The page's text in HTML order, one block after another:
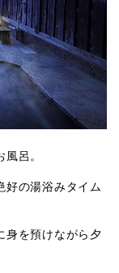
呂。
好の湯浴みタイム
身を預けながら夕